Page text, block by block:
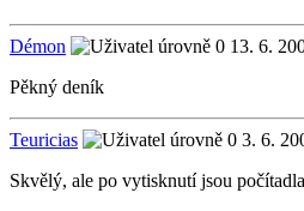
Démon
13. 6.
Pěkný deník
Teuricias
3. 6.
Skvělý, ale po vytisknutí jsou